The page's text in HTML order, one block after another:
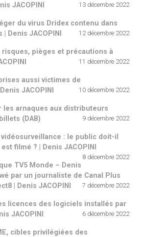
JACOPINI
13 décembre 2022
du virus Dridex contenu dans
Denis JACOPINI
12 décembre 2022
risques, pièges et précautions à
11 décembre 2022
aussi victimes de
JACOPINI
10 décembre 2022
les arnaques aux distributeurs
(DAB)
9 décembre 2022
: le public doit-il
filmé ? | Denis JACOPINI
8 décembre 2022
TV5 Monde – Denis
par un journaliste de Canal Plus
| Denis JACOPINI
7 décembre 2022
licences des logiciels installés par
JACOPINI
6 décembre 2022
cibles privilégiées des